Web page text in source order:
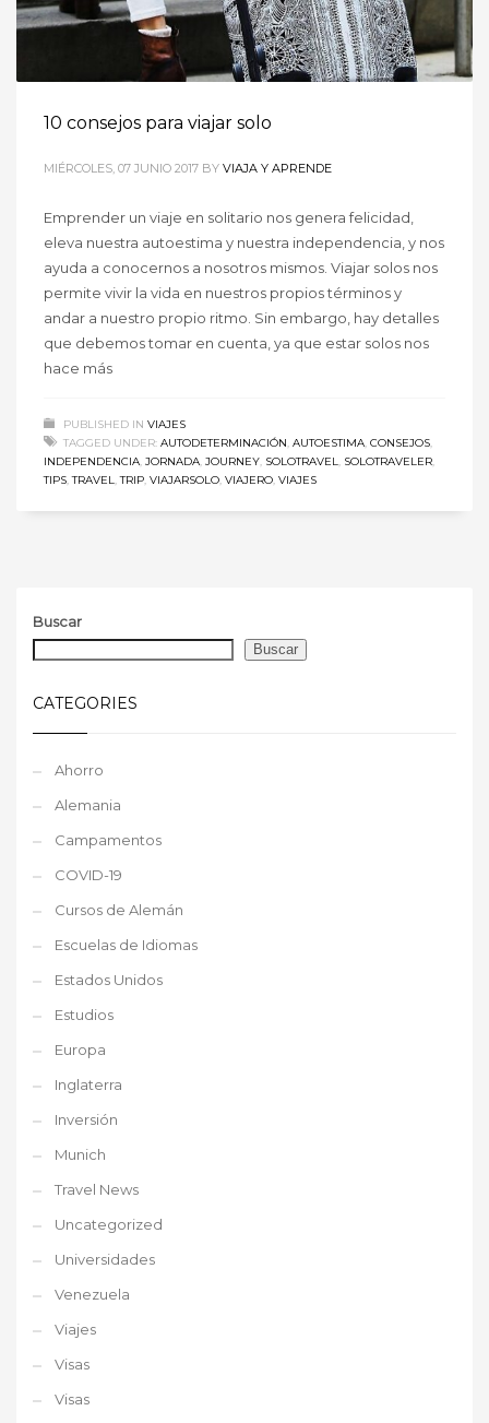
10 consejos para viajar solo
MIÉRCOLES, 07 JUNIO 2017 BY VIAJA Y APRENDE
Emprender un viaje en solitario nos genera felicidad,
eleva nuestra autoestima y nuestra independencia, y nos
ayuda a conocernos a nosotros mismos. Viajar solos nos
permite vivir la vida en nuestros propios términos y
andar a nuestro propio ritmo. Sin embargo, hay detalles
que debemos tomar en cuenta, ya que estar solos nos
hace más
PUBLISHED IN VIAJES
TAGGED UNDER: AUTODETERMINACIÓN, AUTOESTIMA, CONSEJOS,
INDEPENDENCIA, JORNADA, JOURNEY, SOLOTRAVEL, SOLOTRAVELER,
TIPS,TRAVEL,TRIP, VIAJARSOLO, VIAJERO, VIAJES
Buscar
Buscar
CATEGORIES
Ahorro
Alemania
Campamentos
COVID-19
Cursos de Alemán
Escuelas de Idiomas
Estados Unidos
Estudios
Europa
Inglaterra
Inversión
Munich
Travel News
Uncategorized
Universidades
Venezuela
Viajes
Visas
Visas